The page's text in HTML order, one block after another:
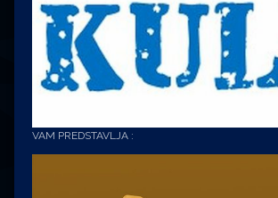
VAM PREDSTAVLJA :